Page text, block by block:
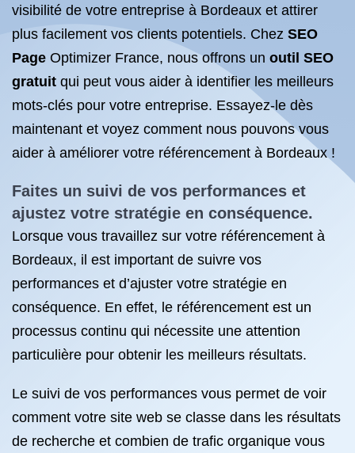
visibilité de votre entreprise à Bordeaux et attirer
plus facilement vos clients potentiels. Chez SEO
Page Optimizer France, nous offrons un outil SEO
gratuit qui peut vous aider à identifier les meilleurs
mots-clés pour votre entreprise. Essayez-le dès
maintenant et voyez comment nous pouvons vous
aider à améliorer votre référencement à Bordeaux !
Faites un suivi de vos performances et
ajustez votre stratégie en conséquence.
Lorsque vous travaillez sur votre référencement à
Bordeaux, il est important de suivre vos
performances et d’ajuster votre stratégie en
conséquence. En effet, le référencement est un
processus continu qui nécessite une attention
particulière pour obtenir les meilleurs résultats.
Le suivi de vos performances vous permet de voir
comment votre site web se classe dans les résultats
de recherche et combien de trafic organique vous